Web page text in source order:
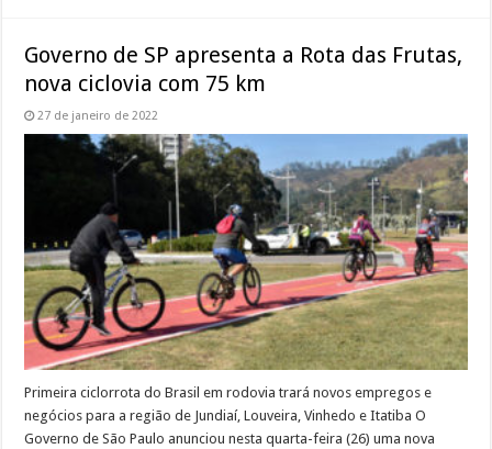
Governo de SP apresenta a Rota das Frutas,
nova ciclovia com 75 km
27 de janeiro de 2022
Primeira ciclorrota do Brasil em rodovia trará novos empregos e
negócios para a região de Jundiaí, Louveira, Vinhedo e Itatiba O
Governo de São Paulo anunciou nesta quarta-feira (26) uma nova